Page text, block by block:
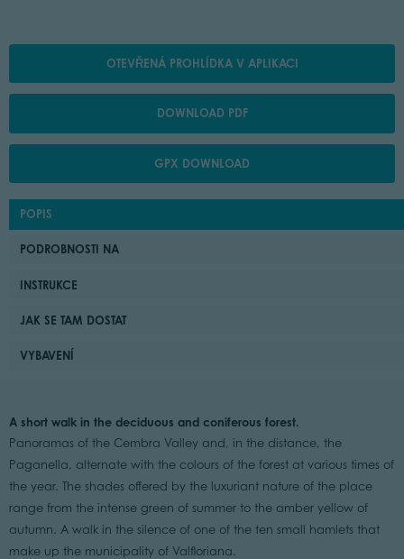
OTEVŘENÁ PROHLÍDKA V APLIKACI
DOWNLOAD PDF
GPX DOWNLOAD
POPIS
PODROBNOSTI NA
INSTRUKCE
JAK SE TAM DOSTAT
VYBAVENÍ
A short walk in the deciduous and coniferous forest.
Panoramas of the Cembra Valley and, in the distance, the
Paganella, alternate with the colours of the forest at various times of
the year. The shades offered by the luxuriant nature of the place
range from the intense green of summer to the amber yellow of
autumn. A walk in the silence of one of the ten small hamlets that
make up the municipality of Valfloriana.